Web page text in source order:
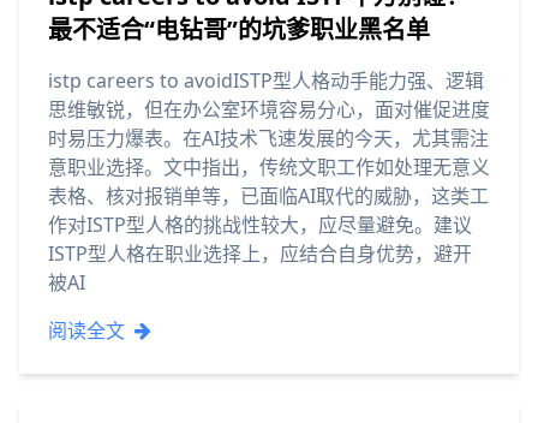
最不适合“电钻哥”的坑爹职业黑名单
istp careers to avoidISTP型人格动手能力强、逻辑
思维敏锐，但在办公室环境容易分心，面对催促进度
时易压力爆表。在AI技术飞速发展的今天，尤其需注
意职业选择。文中指出，传统文职工作如处理无意义
表格、核对报销单等，已面临AI取代的威胁，这类工
作对ISTP型人格的挑战性较大，应尽量避免。建议
ISTP型人格在职业选择上，应结合自身优势，避开
被AI
阅读全文